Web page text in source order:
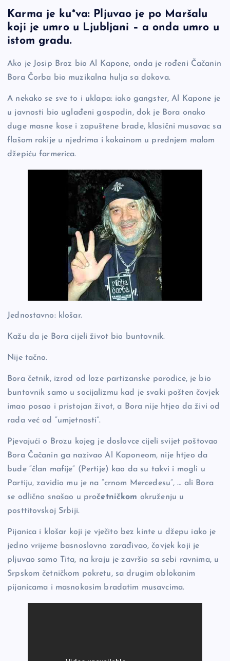
c
e
o
o
k
p
y
n
k
se
n
er
er ar
e
Karma je ku*va: Pljuvao je po Maršalu
koji je umro u Ljubljani – a onda umro u
istom gradu.
Ako je Josip Broz bio Al Kapone, onda je rođeni Čačanin
Bora Čorba bio muzikalna hulja sa dokova.
A nekako se sve to i uklapa: iako gangster, Al Kapone je
u javnosti bio uglađeni gospodin, dok je Bora onako
duge masne kose i zapuštene brade, klasični musavac sa
flašom rakije u njedrima i kokainom u prednjem malom
džepiću farmerica.
Jednostavno: klošar.
Kažu da je Bora cijeli život bio buntovnik.
Nije tačno.
Bora četnik, izrod od loze partizanske porodice, je bio
buntovnik samo u socijalizmu kad je svaki pošten čovjek
imao posao i pristojan život, a Bora nije htjeo da živi od
rada već od “umjetnosti”.
Pjevajući o Brozu kojeg je doslovce cijeli svijet poštovao
Bora Čačanin ga nazivao Al Kaponeom, nije htjeo da
bude “član mafije” (Pertije) kao da su takvi i mogli u
Partiju, zavidio mu je na “crnom Mercedesu”, … ali Bora
se odlično snašao u pročetničkom okruženju u
posttitovskoj Srbiji.
Pijanica i klošar koji je vječito bez kinte u džepu iako je
jedno vrijeme basnoslovno zarađivao, čovjek koji je
pljuvao samo Tita, na kraju je završio sa sebi ravnima, u
Srpskom četničkom pokretu, sa drugim oblokanim
pijanicama i masnokosim bradatim musavcima.